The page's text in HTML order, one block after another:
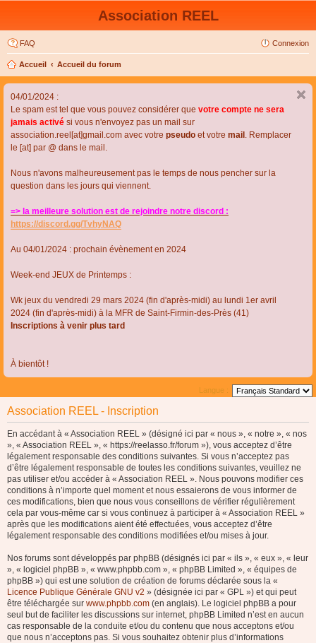
Association REEL
FAQ Connexion
Accueil Accueil du forum
04/01/2024 :
Le spam est tel que vous pouvez considérer que votre compte ne sera
jamais activé si vous n'envoyez pas un mail sur
association.reel[at]gmail.com avec votre pseudo et votre mail . Remplacer
le [at] par @ dans le mail.
Nous n'avons malheureusement pas le temps de nous pencher sur la
question dans les jours qui viennent.
=> la meilleure solution est de rejoindre notre discord :
https://discord.gg/TvhyNAQ
Au 04/01/2024 : prochain évènement en 2024
Week-end JEUX de Printemps :
Wk jeux du vendredi 29 mars 2024 (fin d'après-midi) au lundi 1er avril
2024 (fin d'après-midi) à la MFR de Saint-Firmin-des-Près (41)
Inscriptions à venir plus tard
À bientôt !
Langue :
Association REEL - Inscription
En accédant à « Association REEL » (désigné ici par « nous », « notre », « nos
», « Association REEL », « https://reelasso.fr/forum »), vous acceptez d’être
légalement responsable des conditions suivantes. Si vous n’acceptez pas
d’être légalement responsable de toutes les conditions suivantes, veuillez ne
pas utiliser et/ou accéder à « Association REEL ». Nous pouvons modifier ces
conditions à n’importe quel moment et nous essaierons de vous informer de
ces modifications, bien que nous vous conseillons de vérifier régulièrement
cela par vous-même car si vous continuez à participer à « Association REEL »
après que les modifications aient été effectuées, vous acceptez d’être
légalement responsable des conditions modifiées et/ou mises à jour.
Nos forums sont développés par phpBB (désignés ici par « ils », « eux », « leur
», « logiciel phpBB », « www.phpbb.com », « phpBB Limited », « équipes de
phpBB ») qui est une solution de création de forums déclarée sous la «
Licence Publique Générale GNU v2 » (désignée ici par « GPL ») et qui peut
être téléchargée sur www.phpbb.com (en anglais). Le logiciel phpBB a pour
seul but de faciliter les discussions sur internet, phpBB Limited n’est en aucun
cas responsable de la conduite et/ou du contenu que nous acceptons et/ou
que nous n’acceptons pas. Si vous souhaitez obtenir plus d’informations